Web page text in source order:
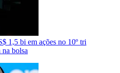
1,5 bi em ações no 10º tri
na bolsa